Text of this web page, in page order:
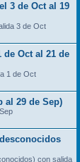
3 de Oct al 19
3 de Oct
de Oct al 21 de
1 de Oct
al 29 de Sep)
con salida